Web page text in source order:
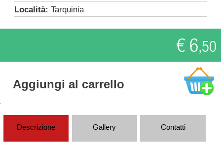
Località:Tarquinia
€ 6,50
Aggiungi al carrello
Descrizione Gallery Contatti